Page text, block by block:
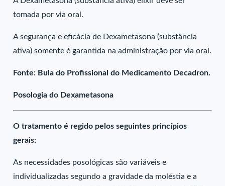
tomada por via oral.
A segurança e eficácia de Dexametasona (substância
ativa) somente é garantida na administração por via oral.
Fonte: Bula do Profissional do Medicamento Decadron.
Posologia do Dexametasona
O tratamento é regido pelos seguintes princípios
gerais:
As necessidades posológicas são variáveis e
individualizadas segundo a gravidade da moléstia e a